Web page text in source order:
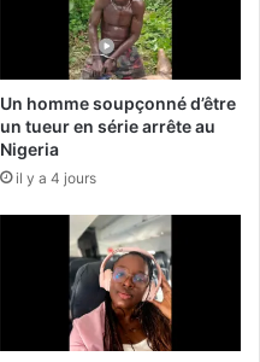
Un homme soupçonné d’être
un tueur en série arrête au
Nigeria
il y a 4 jours